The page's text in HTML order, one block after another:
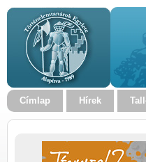
Címlap Hírek